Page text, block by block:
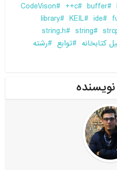
buffer
c++
CodeVison
ide
KEIL
library
string
string.h
کتابخانه توابع
رشته
نویسنده